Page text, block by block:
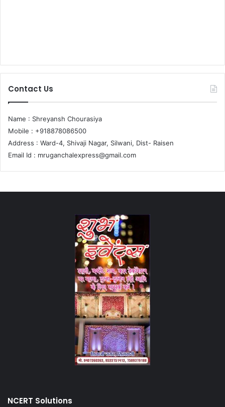
Contact Us
Name : Shreyansh Chourasiya
Mobile : +918878086500
Address : Ward-4, Shivaji Nagar, Silwani, Dist- Raisen
Email Id : mruganchalexpress@gmail.com
NCERT Solutions